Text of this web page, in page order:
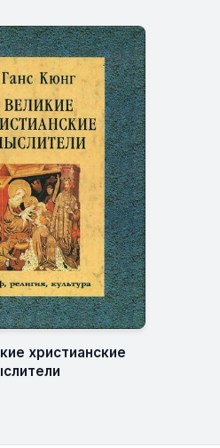
христианские